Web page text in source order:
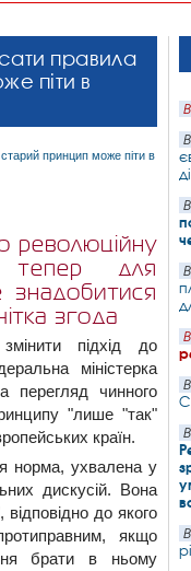
правила
піти в
революційну
тепер для
знадобитися
згода
підхід до
міністерка
перегляд чинного
"лише "так"
країн.
норма, ухвалена у
дискусій. Вона
відповідно до якого
якщо
брати в ньому